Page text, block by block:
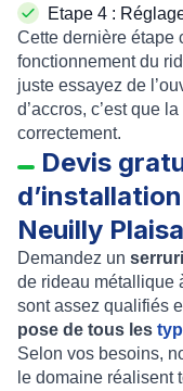
Etape 4 :
Cette dernière étape
fonctionnement du
juste essayez de
d’accros, c’est que la
correctement.
Devis
Neuilly
Demandez un
de rideau métallique
sont assez qualifiés
pose de tous les
Selon vos besoins,
le domaine réalisent